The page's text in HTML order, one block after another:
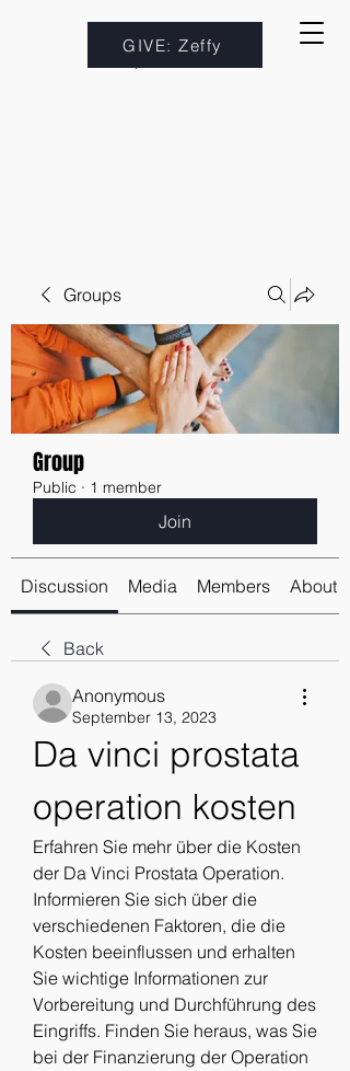
GIVE: Zeffy
Groups
Group
Public · 1 member
Join
Discussion Media Members About
Back
Anonymous
September 13, 2023
Da vinci prostata
operation kosten
Erfahren Sie mehr über die Kosten
der Da Vinci Prostata Operation.
Informieren Sie sich über die
verschiedenen Faktoren, die die
Kosten beeinflussen und erhalten
Sie wichtige Informationen zur
Vorbereitung und Durchführung des
Eingriffs. Finden Sie heraus, was Sie
bei der Finanzierung der Operation